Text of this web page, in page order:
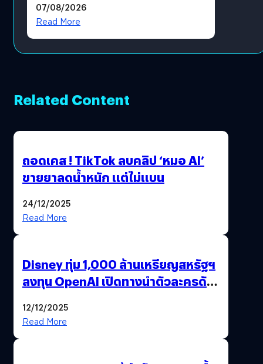
โดยตรง
07/08/2026
Read More
Related Content
ถอดเคส ! TikTok ลบคลิป ‘หมอ AI’
ขายยาลดน้ำหนัก แต่ไม่แบน
24/12/2025
Read More
Disney ทุ่ม 1,000 ล้านเหรียญสหรัฐฯ
ลงทุน OpenAI เปิดทางนำตัวละครดัง
12/12/2025
Read More